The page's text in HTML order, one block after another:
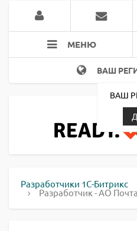
МЕНЮ
ВАШ
ВАШ
Разработчики 1С-Битрикс
Разработчик - АО